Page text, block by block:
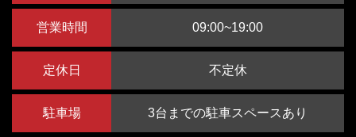
営業時間 09:00~19:00
定休日 不定休
駐車場 3台までの駐車スペースあり